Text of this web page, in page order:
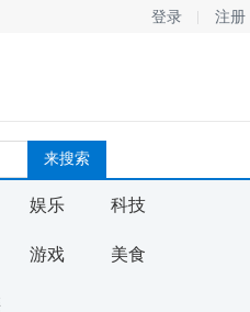
登录 注册
娱乐 科技
游戏 美食